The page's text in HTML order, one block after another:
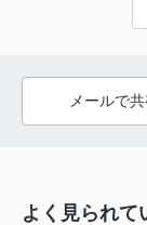
メールで
よく見られて